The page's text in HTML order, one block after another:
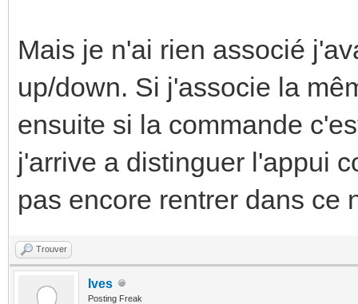
Mais je n'ai rien associé
up/down. Si j'associe la
ensuite si la commande
j'arrive a distinguer l'appui
pas encore rentrer dans ce
Trouver
Ives
Posting Freak